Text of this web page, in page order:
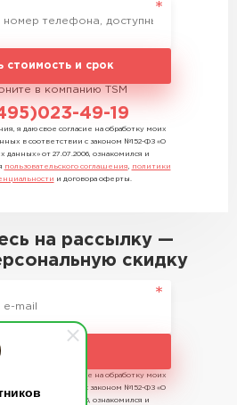
стоимость и срок
в компанию TSM
49-19
я даю свое согласие на обработку моих
в соответствии с законом №152-ФЗ «О
данных» от 27.07.2006, ознакомился и
пользовательского соглашения
политики
и договора оферты.
на рассылку —
скидку
я даю свое согласие на обработку моих
в соответствии с законом №152-ФЗ «О
данных» от 27.07.2006, ознакомился и